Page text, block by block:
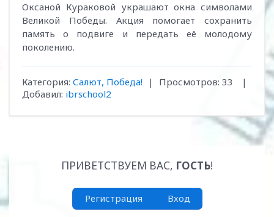
Оксаной Кураковой украшают окна символами
Великой Победы. Акция помогает сохранить
память о подвиге и передать её молодому
поколению.
Категория: Салют, Победа! | Просмотров: 33
|
Добавил: ibrschool2
ПРИВЕТСТВУЕМ ВАС, ГОСТЬ!
Регистрация Вход